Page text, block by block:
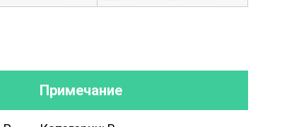
Примечание